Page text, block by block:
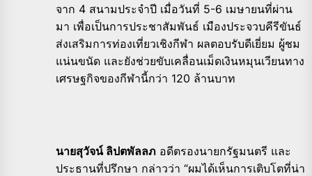
จาก 4 สนามประจำปี เมื่อวันที่ 5-6 เมษายนที่ผ่าน
มา เพื่อเป็นการประชาสัมพันธ์ เมืองประจวบคีรีขันธ์
ส่งเสริมการท่องเที่ยวเชิงกีฬา ผลตอบรับดีเยี่ยม ผู้ชม
แน่นขนัด และยังช่วยขับเคลื่อนเม็ดเงินหมุนเวียนทาง
เศรษฐกิจของกีฬานี้กว่า 120 ล้านบาท
นายสุวัจน์ ลิปตพัลลภ อดีตรองนายกรัฐมนตรี และ
ประธานที่ปรึกษา กล่าวว่า “ผมได้เห็นการเติบโตที่น่า